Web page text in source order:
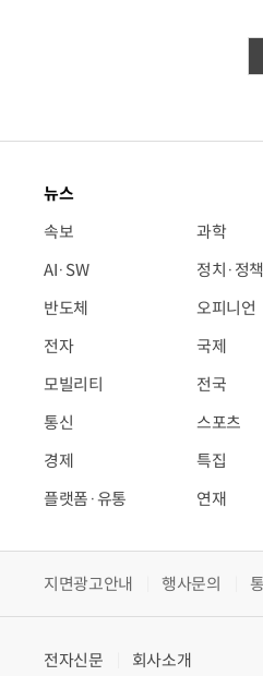
뉴스
속보
AI·SW
반도체
전자
모빌리티
통신
경제
플랫폼·유통
과학
정치·정책
오피니언
국제
전국
스포츠
특집
연재
지면광고안내 행사문의
전자신문
회사소개